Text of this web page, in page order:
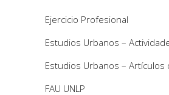
Ejercicio Profesional
Estudios Urbanos –
Estudios Urbanos – Artículos
FAU UNLP